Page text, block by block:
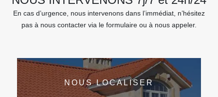
En cas d’urgence, nous intervenons dans l’immédiat, n’hésitez
pas à nous contacter via le formulaire ou à nous appeler.
NOUS LOCALISER